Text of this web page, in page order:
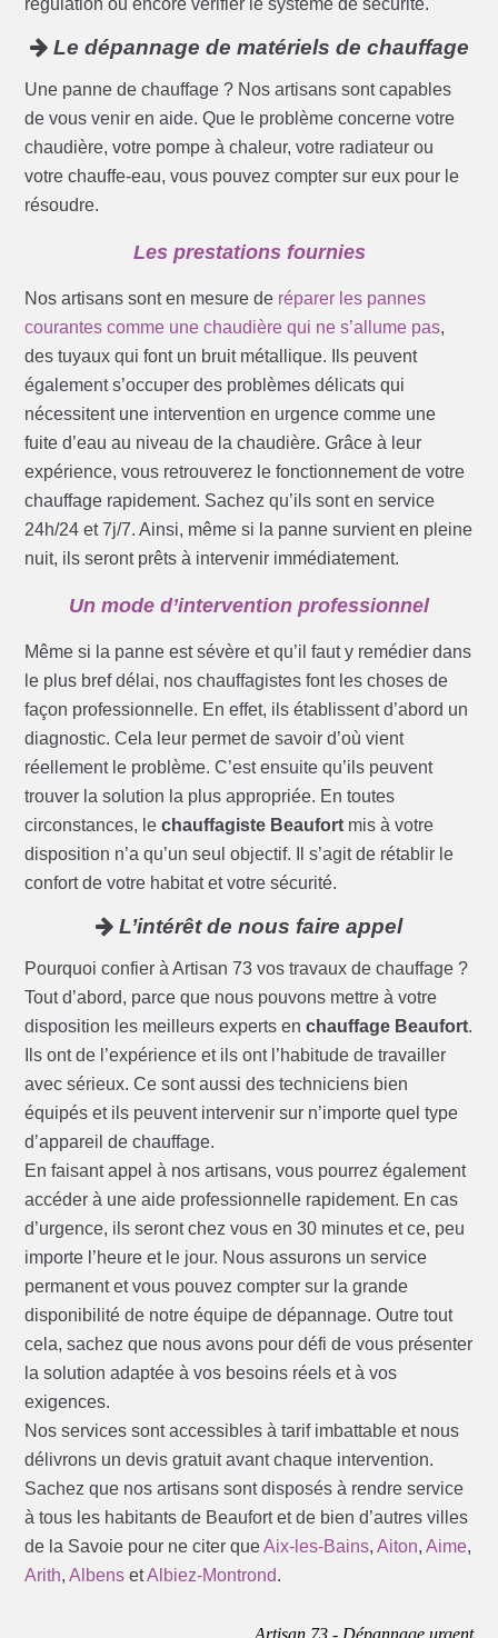
régulation ou encore vérifier le système de sécurité.
Le dépannage de matériels de chauffage
Une panne de chauffage ? Nos artisans sont capables
de vous venir en aide. Que le problème concerne votre
chaudière, votre pompe à chaleur, votre radiateur ou
votre chauffe-eau, vous pouvez compter sur eux pour le
résoudre.
Les prestations fournies
Nos artisans sont en mesure de réparer les pannes
courantes comme une chaudière qui ne s’allume pas,
des tuyaux qui font un bruit métallique. Ils peuvent
également s’occuper des problèmes délicats qui
nécessitent une intervention en urgence comme une
fuite d’eau au niveau de la chaudière. Grâce à leur
expérience, vous retrouverez le fonctionnement de votre
chauffage rapidement. Sachez qu’ils sont en service
24h/24 et 7j/7. Ainsi, même si la panne survient en pleine
nuit, ils seront prêts à intervenir immédiatement.
Un mode d’intervention professionnel
Même si la panne est sévère et qu’il faut y remédier dans
le plus bref délai, nos chauffagistes font les choses de
façon professionnelle. En effet, ils établissent d’abord un
diagnostic. Cela leur permet de savoir d’où vient
réellement le problème. C’est ensuite qu’ils peuvent
trouver la solution la plus appropriée. En toutes
circonstances, lechauffagiste Beaufort mis à votre
disposition n’a qu’un seul objectif. Il s’agit de rétablir le
confort de votre habitat et votre sécurité.
L’intérêt de nous faire appel
Pourquoi confier à Artisan 73 vos travaux de chauffage ?
Tout d’abord, parce que nous pouvons mettre à votre
disposition les meilleurs experts enchauffage Beaufort.
Ils ont de l’expérience et ils ont l’habitude de travailler
avec sérieux. Ce sont aussi des techniciens bien
équipés et ils peuvent intervenir sur n’importe quel type
d’appareil de chauffage.
En faisant appel à nos artisans, vous pourrez également
accéder à une aide professionnelle rapidement. En cas
d’urgence, ils seront chez vous en 30 minutes et ce, peu
importe l’heure et le jour. Nous assurons un service
permanent et vous pouvez compter sur la grande
disponibilité de notre équipe de dépannage. Outre tout
cela, sachez que nous avons pour défi de vous présenter
la solution adaptée à vos besoins réels et à vos
exigences.
Nos services sont accessibles à tarif imbattable et nous
délivrons un devis gratuit avant chaque intervention.
Sachez que nos artisans sont disposés à rendre service
à tous les habitants de Beaufort et de bien d’autres villes
de la Savoie pour ne citer queAix-les-Bains,Aiton,Aime,
Arith,Albens etAlbiez-Montrond.